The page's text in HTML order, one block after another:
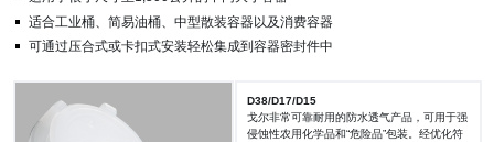
适合工业桶、简易油桶、中型散装容器以及消费容器
可通过压合式或卡扣式安装轻松集成到容器密封件中
D38/D17/D15
戈尔非常可靠耐用的防水透气产品，可用于强
侵蚀性农用化学品和“危险品”包装。经优化符